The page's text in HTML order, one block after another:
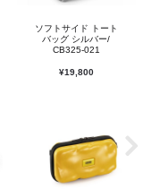
ソフトサイド トート
バッグ シルバー/
CB325-021
¥19,800